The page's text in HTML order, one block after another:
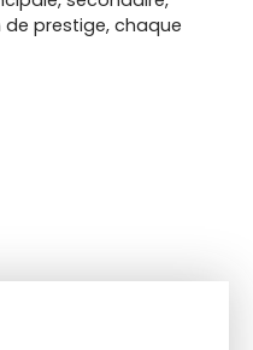
secondaire,